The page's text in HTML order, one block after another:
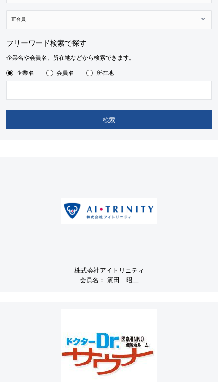
フリーワード検索で探す
企業名や会員名、所在地などから検索できます。
企業名 会員名 所在地
検索
株式会社アイトリニティ
会員名： 濱田 昭二